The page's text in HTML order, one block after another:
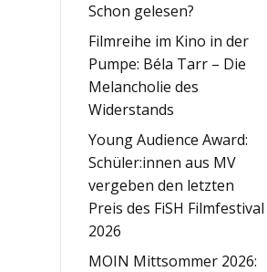
Schon gelesen?
Filmreihe im Kino in der
Pumpe: Béla Tarr – Die
Melancholie des
Widerstands
Young Audience Award:
Schüler:innen aus MV
vergeben den letzten
Preis des FiSH Filmfestival
2026
MOIN Mittsommer 2026: